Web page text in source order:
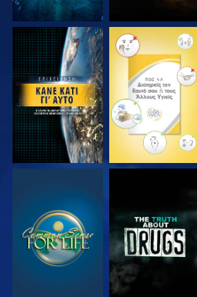
ΠΑΡΑΚΟΛΟΥΘΗΣΤΕ ΠΑΡΑΚΟΛΟΥΘΗΣΤΕ
ΠΑΡΑΚΟΛΟΥΘΗΣΤΕ ΠΑΡΑΚΟΛΟΥΘΗΣΤΕ